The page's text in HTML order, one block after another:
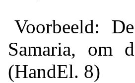
Voorbeeld:
Samaria, om
(HandEl. 8)